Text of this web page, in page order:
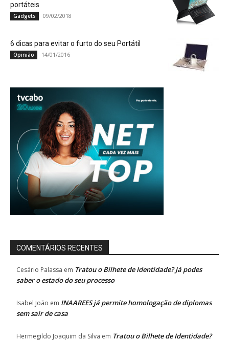
portáteis
Gadgets 09/02/2018
6 dicas para evitar o furto do seu Portátil
Opinião 14/01/2016
COMENTÁRIOS RECENTES
Cesário Palassa em Tratou o Bilhete de Identidade? Já podes
saber o estado do seu processo
Isabel João em INAAREES já permite homologação de diplomas
sem sair de casa
Hermegildo Joaquim da Silva em Tratou o Bilhete de Identidade?